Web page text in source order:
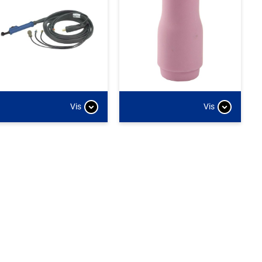
Vis Vis